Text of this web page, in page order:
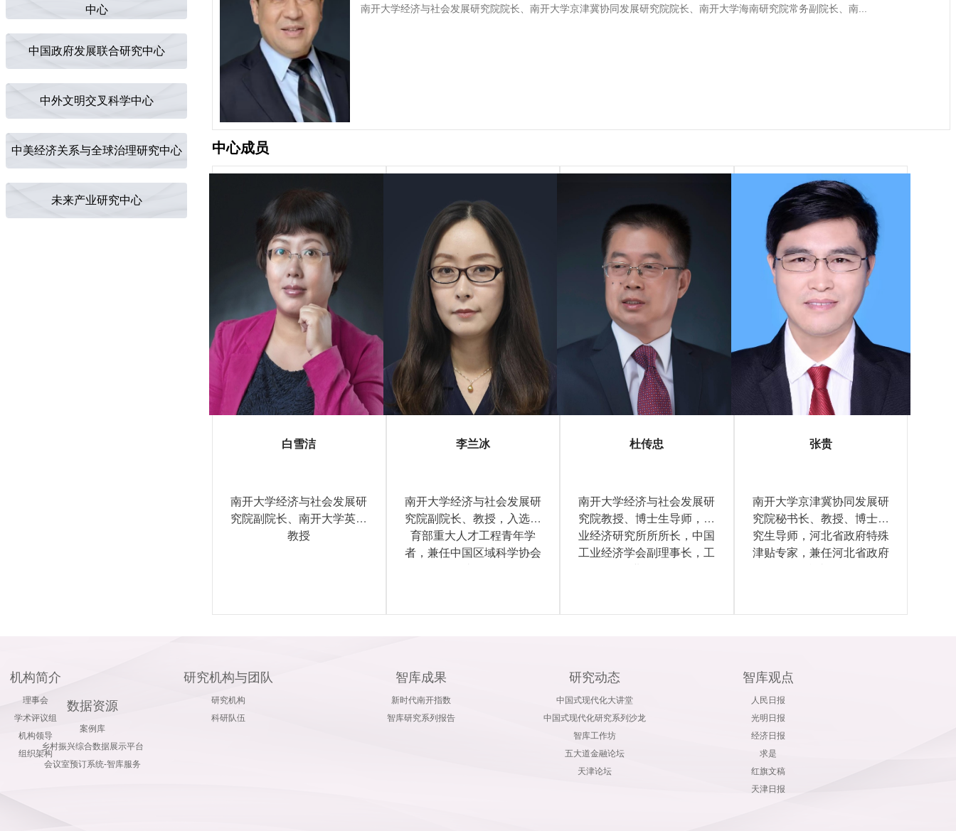
中心
中国政府发展联合研究中心
中外文明交叉科学中心
中美经济关系与全球治理研究中心
未来产业研究中心
南开大学经济与社会发展研究院院长、南开大学京津冀协同发展研究院院长、南开大学海南研究院常务副院长、南...
中心成员
白雪洁
南开大学经济与社会发展研
究院副院长、南开大学英才
教授
李兰冰
南开大学经济与社会发展研
究院副院长、教授，入选教
育部重大人才工程青年学
者，兼任中国区域科学协会
杜传忠
南开大学经济与社会发展研
究院教授、博士生导师，产
业经济研究所所所长，中国
工业经济学会副理事长，工
张贵
南开大学京津冀协同发展研
究院秘书长、教授、博士研
究生导师，河北省政府特殊
津贴专家，兼任河北省政府
机构简介
理事会
学术评议组
机构领导
组织架构
研究机构与团队
研究机构
科研队伍
智库成果
新时代南开指数
智库研究系列报告
研究动态
中国式现代化大讲堂
中国式现代化研究系列沙龙
智库工作坊
五大道金融论坛
天津论坛
智库观点
人民日报
光明日报
经济日报
求是
红旗文稿
天津日报
数据资源
案例库
乡村振兴综合数据展示平台
会议室预订系统-智库服务